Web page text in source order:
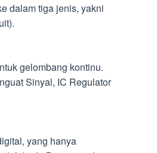
dalam tiga jenis, yakni
gelombang kontinu.
Sinyal, IC Regulator
yang hanya